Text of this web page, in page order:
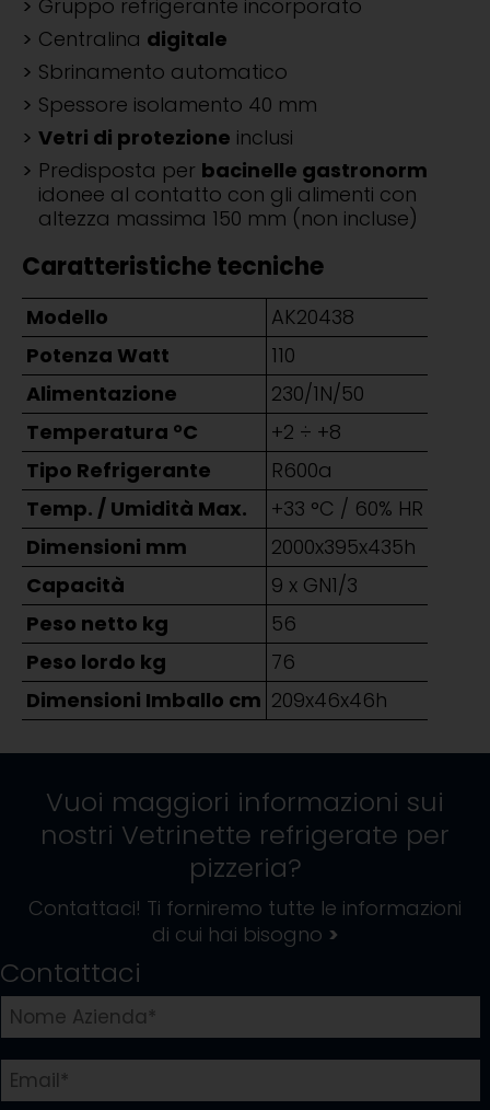
Gruppo refrigerante incorporato
Centralina digitale
Sbrinamento automatico
Spessore isolamento 40 mm
Vetri di protezione inclusi
Predisposta per bacinelle gastronorm
idonee al contatto con gli alimenti con
altezza massima 150 mm (non incluse)
Caratteristiche tecniche
Modello
AK20438
Potenza Watt
110
Alimentazione
230/1N/50
Temperatura °C
+2 ÷ +8
Tipo Refrigerante
R600a
Temp. / Umidità Max.
+33 °C / 60% HR
Dimensioni mm
2000x395x435h
Capacità
9 x GN1/3
Peso netto kg
56
Peso lordo kg
76
Dimensioni Imballo cm 209x46x46h
Vuoi maggiori informazioni sui
nostri Vetrinette refrigerate per
pizzeria?
Contattaci! Ti forniremo tutte le informazioni
di cui hai bisogno >
Contattaci